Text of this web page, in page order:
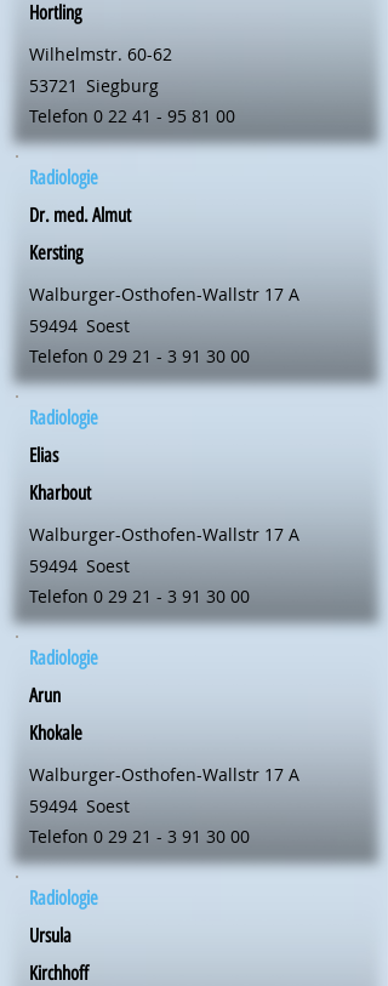
Hortling
Wilhelmstr. 60-62
53721 Siegburg
Telefon 0 22 41 - 95 81 00
Radiologie
Dr. med. Almut
Kersting
Walburger-Osthofen-Wallstr 17 A
59494 Soest
Telefon 0 29 21 - 3 91 30 00
Radiologie
Elias
Kharbout
Walburger-Osthofen-Wallstr 17 A
59494 Soest
Telefon 0 29 21 - 3 91 30 00
Radiologie
Arun
Khokale
Walburger-Osthofen-Wallstr 17 A
59494 Soest
Telefon 0 29 21 - 3 91 30 00
Radiologie
Ursula
Kirchhoff